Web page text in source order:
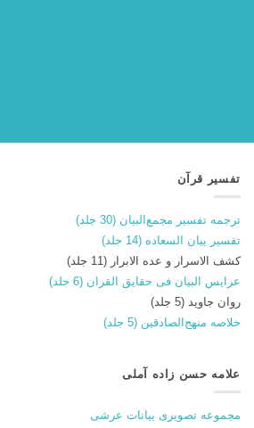
تفسیر قرآن
ترجمه تفسیر مجمع‌البیان (30 جلد)
تفسیر بیان السعاده (14 جلد)
کشف الاسرار و عده الابرار (11 جلد)
عرایس البیان فی حقایق القران (6 جلد)
روان جاوید (5 جلد)
خلاصه منهج‌الصادقین (5 جلد)
علامه حسن زاده آملی
مجموعه تصویری بیانات عرشی